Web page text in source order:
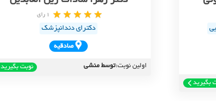
بگیرید
1 رای
دکترای دندانپزشک
صادقيه
اولین نوبت:توسط منشی نوبت بگیرید